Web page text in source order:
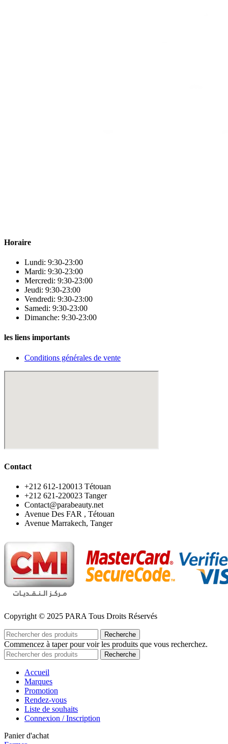
Horaire
Lundi: 9:30-23:00
Mardi: 9:30-23:00
Mercredi: 9:30-23:00
Jeudi: 9:30-23:00
Vendredi: 9:30-23:00
Samedi: 9:30-23:00
Dimanche: 9:30-23:00
les liens importants
Conditions générales de vente
Contact
‪+212 612-120013 Tétouan
‪+212 621-220023 Tanger
Contact@parabeauty.net
Avenue Des FAR , Tétouan
Avenue Marrakech, Tanger
Copyright © 2025 PARA Tous Droits Réservés
Recherche
Commencez à taper pour voir les produits que vous recherchez.
Recherche
Accueil
Marques
Promotion
Rendez-vous
Liste de souhaits
Connexion / Inscription
Panier d'achat